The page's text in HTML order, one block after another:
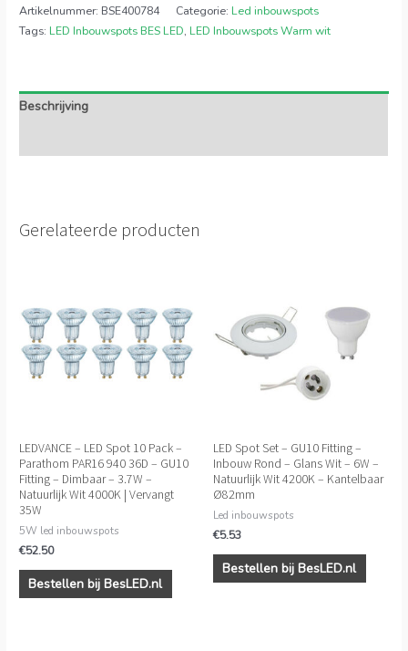
Artikelnummer: BSE400784 Categorie: Led inbouwspots
Tags: LED Inbouwspots BES LED, LED Inbouwspots Warm wit
Beschrijving
Gerelateerde producten
LEDVANCE – LED Spot 10 Pack –
Parathom PAR16 940 36D – GU10
Fitting – Dimbaar – 3.7W –
Natuurlijk Wit 4000K | Vervangt
35W
5W led inbouwspots
€52.50
Bestellen bij BesLED.nl
LED Spot Set – GU10 Fitting –
Inbouw Rond – Glans Wit – 6W –
Natuurlijk Wit 4200K – Kantelbaar
Ø82mm
Led inbouwspots
€5.53
Bestellen bij BesLED.nl